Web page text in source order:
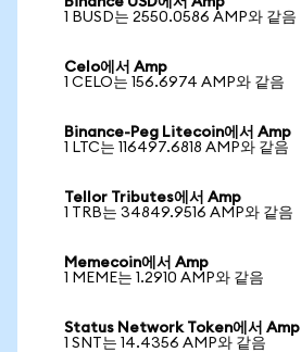
1 BUSD는 2550.0586 AMP와 같음
Celo에서 Amp
1 CELO는 156.6974 AMP와 같음
Binance-Peg Litecoin에서 Amp
1 LTC는 116497.6818 AMP와 같음
Tellor Tributes에서 Amp
1 TRB는 34849.9516 AMP와 같음
Memecoin에서 Amp
1 MEME는 1.2910 AMP와 같음
Status Network Token에서 Amp
1 SNT는 14.4356 AMP와 같음